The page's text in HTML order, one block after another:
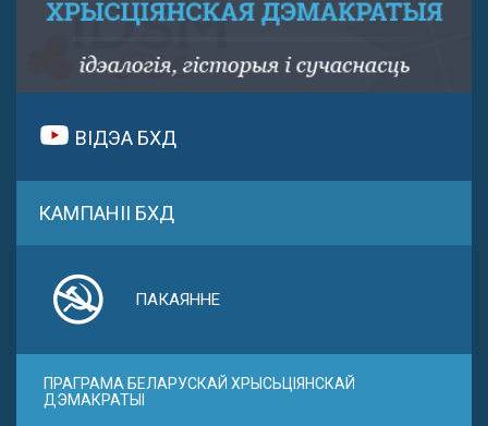
ВІДЭА БХД
КАМПАНІІ БХД
ПАКАЯННЕ
ПРАГРАМА БЕЛАРУСКАЙ ХРЫСЬЦІЯНСКАЙ
ДЭМАКРАТЫІ